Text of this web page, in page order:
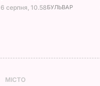
6 серпня, 10.58БУЛЬВАР
МІСТО